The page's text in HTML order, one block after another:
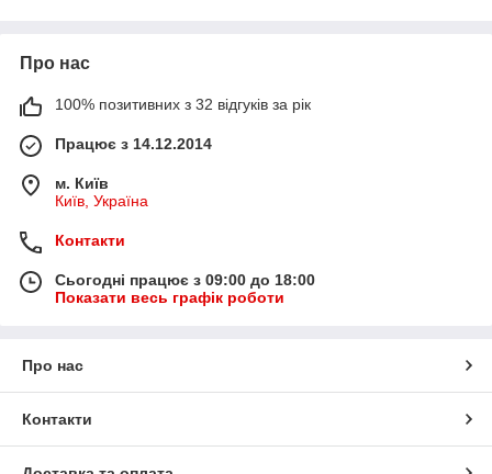
Про нас
100% позитивних з 32 відгуків за рік
Працює з 14.12.2014
м. Київ
Київ, Україна
Контакти
Сьогодні працює з 09:00 до 18:00
Показати весь графік роботи
Про нас
Контакти